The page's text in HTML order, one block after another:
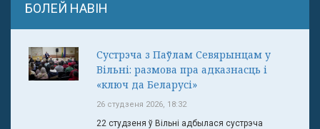
БОЛЕЙ НАВІН
Сустрэча з Паўлам Севярынцам у
Вільні: размова пра адказнасць і
«ключ да Беларусі»
26 студзеня 2026, 18:32
22 студзеня ў Вільні адбылася сустрэча